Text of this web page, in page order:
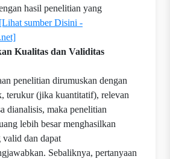
hasil penelitian yang
[Lihat sumber Disini -
Kualitas dan Validitas
penelitian dirumuskan dengan
terukur (jika kuantitatif), relevan
dianalisis, maka penelitian
lebih besar menghasilkan
valid dan dapat
Sebaliknya, pertanyaan